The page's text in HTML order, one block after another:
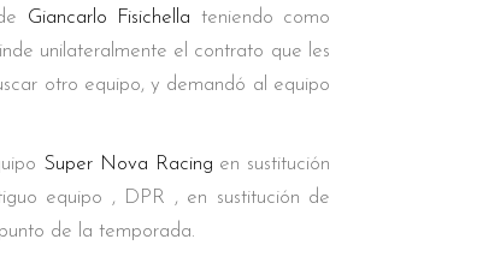
Giancarlo Fisichella teniendo como
unilateralmente el contrato que les
otro equipo, y demandó al equipo
Super Nova Racing en sustitución
equipo , DPR , en sustitución de
de la temporada.